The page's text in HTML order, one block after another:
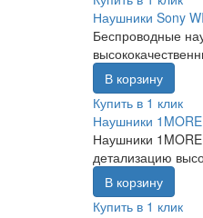
Наушники Sony
Беспроводные
В корзину
Купить в 1 клик
Наушники
Наушники
детализацию
В корзину
Купить в 1 клик